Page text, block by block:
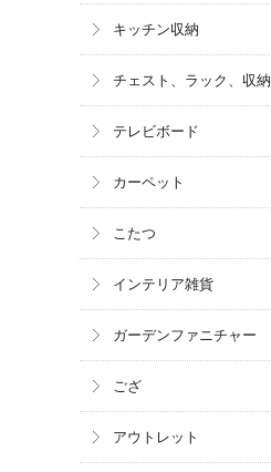
キッチン収納
チェスト、ラック、収納
テレビボード
カーペット
こたつ
インテリア雑貨
ガーデンファニチャー
ござ
アウトレット